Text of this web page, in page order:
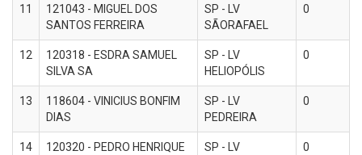
11
121043 - MIGUEL DOS
SANTOS FERREIRA
SP - LV
SÃORAFAEL
0
12
120318 - ESDRA SAMUEL
SILVA SA
SP - LV
HELIOPÓLIS
0
13
118604 - VINICIUS BONFIM
DIAS
SP - LV
PEDREIRA
0
14
120320 - PEDRO HENRIQUE
SP - LV
0